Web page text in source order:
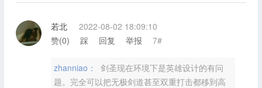
若北
2022-08-02 18:09:10
赞(0) 踩 回复 举报 7#
zhanniao：
剑圣现在环境下是英雄设计的有问
题。完全可以把无极剑道甚至双重打击都移到高